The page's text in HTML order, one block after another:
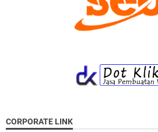
CORPORATE LINK